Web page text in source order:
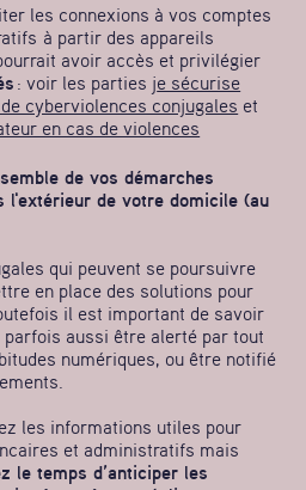
les connexions à vos comptes
à partir des appareils
avoir accès et privilégier
: voir les parties je sécurise
cyberviolences conjugales et
en cas de violences
de vos démarches
l'extérieur de votre domicile (au
qui peuvent se poursuivre
en place des solutions pour
il est important de savoir
aussi être alerté par tout
numériques, ou être notifié
les informations utiles pour
et administratifs mais
le temps d’anticiper les